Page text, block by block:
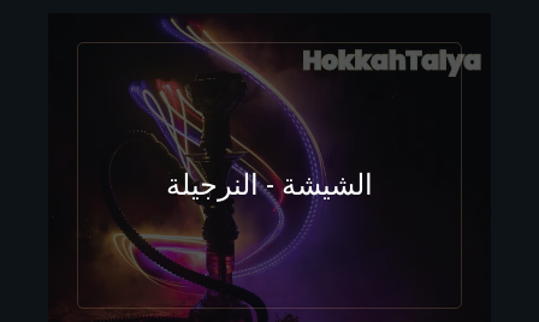
الشيشة - النرجيلة